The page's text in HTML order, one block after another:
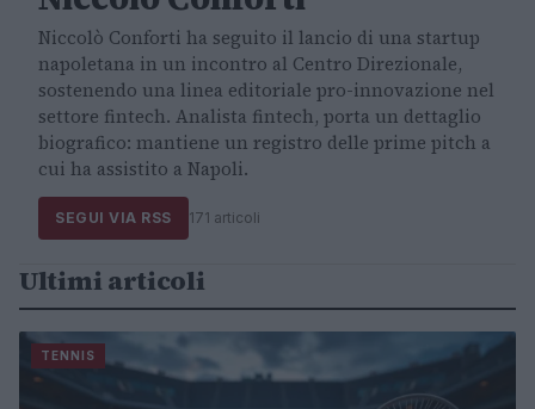
Niccolò Conforti ha seguito il lancio di una startup
napoletana in un incontro al Centro Direzionale,
sostenendo una linea editoriale pro-innovazione nel
settore fintech. Analista fintech, porta un dettaglio
biografico: mantiene un registro delle prime pitch a
cui ha assistito a Napoli.
SEGUI VIA RSS 171 articoli
Ultimi articoli
TENNIS